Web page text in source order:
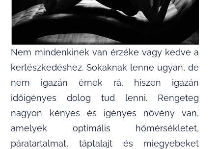
Nem mindenkinek van érzéke vagy kedve a
kertészkedéshez. Sokaknak lenne ugyan, de
nem igazán érnek rá, hiszen igazán
időigényes dolog tud lenni. Rengeteg
nagyon kényes és igényes növény van,
amelyek optimális hőmérsékletet,
páratartalmat, táptalajt és miegyebeket